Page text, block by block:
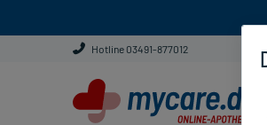
Hotline 03491-877012